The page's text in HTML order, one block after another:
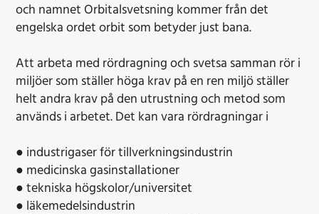
och namnet Orbitalsvetsning kommer från det
engelska ordet orbit som betyder just bana.
Att arbeta med rördragning och svetsa samman rör i
miljöer som ställer höga krav på en ren miljö ställer
helt andra krav på den utrustning och metod som
används i arbetet. Det kan vara rördragningar i
● industrigaser för tillverkningsindustrin
● medicinska gasinstallationer
● tekniska högskolor/universitet
● läkemedelsindustrin